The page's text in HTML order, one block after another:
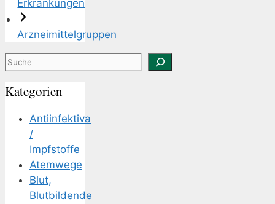
Erkrankungen
Arzneimittelgruppen
Suchen
Kategorien
Antiinfektiva
/
Impfstoffe
Atemwege
Blut,
Blutbildende